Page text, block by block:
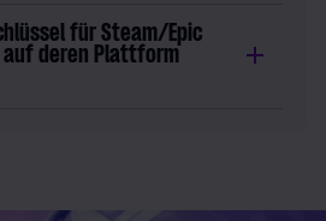
für Steam/Epic
deren Plattform